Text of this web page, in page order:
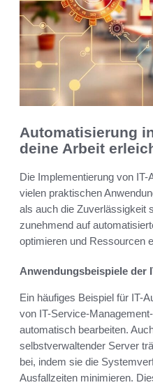
Automatisierung
deine Arbeit
Die Implementierung von
vielen praktischen
als auch die Zuverlässigkeit
zunehmend auf
optimieren und Ressourcen
Anwendungsbeispiele der
Ein häufiges Beispiel für IT-
von IT-Service-
automatisch bearbeiten.
selbstverwaltender Server
bei, indem sie die
Ausfallzeiten minimieren.